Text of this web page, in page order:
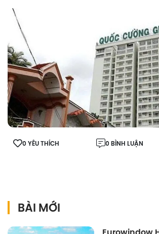
0 YÊU THÍCH 0 BÌNH LUẬN
BÀI MỚI